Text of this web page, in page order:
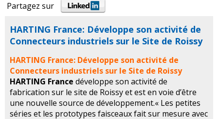
Partagez sur
HARTING France: Développe son activité de
Connecteurs industriels sur le Site de Roissy
HARTING France: Développe son activité de
Connecteurs industriels sur le Site de Roissy
HARTING France développe son activité de
fabrication sur le site de Roissy et est en voie d’être
une nouvelle source de développement.« Les petites
séries et les prototypes faisceaux fait sur mesure avec